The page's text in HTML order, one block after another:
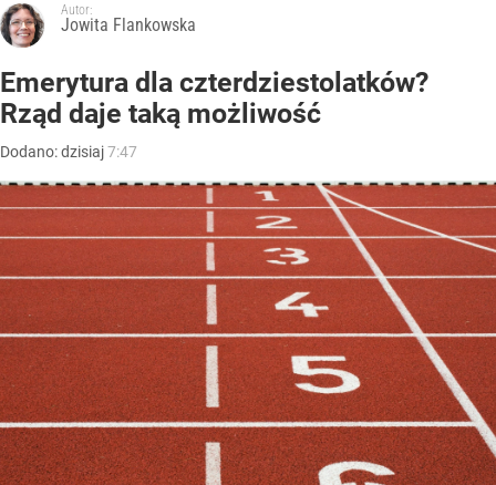
Autor:
Jowita Flankowska
Emerytura dla czterdziestolatków?
Rząd daje taką możliwość
Dodano:dzisiaj7:47